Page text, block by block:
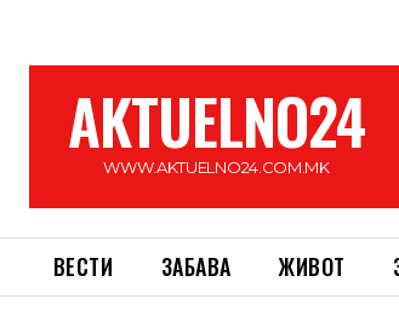
AKTUELNO24
WWW.AKTUELNO24.COM.MK
ВЕСТИ ЗАБАВА ЖИВОТ